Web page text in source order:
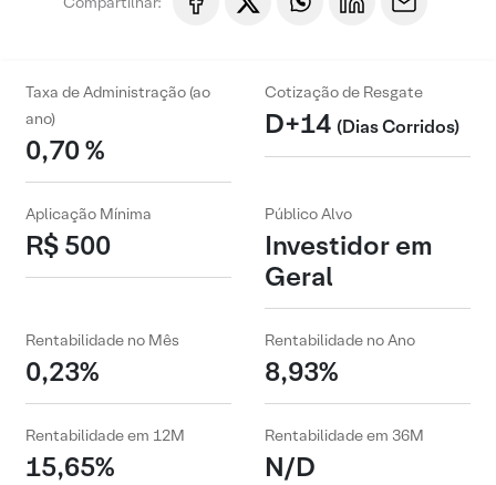
Taxa de Administração (ao
ano)
0,70 %
Cotização de Resgate
D+14 (Dias Corridos)
Aplicação Mínima
R$ 500
Público Alvo
Investidor em
Geral
Rentabilidade no Mês
0,23%
Rentabilidade no Ano
8,93%
Rentabilidade em 12M
15,65%
Rentabilidade em 36M
N/D